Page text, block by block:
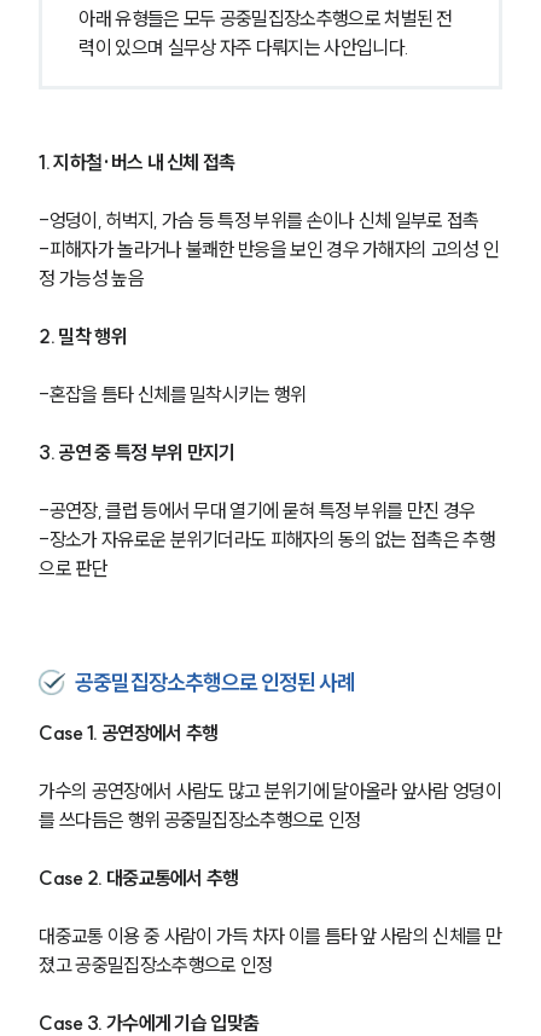
아래 유형들은 모두 공중밀집장소추행으로 처벌된 전
력이 있으며 실무상 자주 다뤄지는 사안입니다.
1. 지하철·버스 내 신체 접촉
-엉덩이, 허벅지, 가슴 등 특정 부위를 손이나 신체 일부로 접촉
-피해자가 놀라거나 불쾌한 반응을 보인 경우 가해자의 고의성 인
정 가능성 높음
2. 밀착 행위
-혼잡을 틈타 신체를 밀착시키는 행위
3. 공연 중 특정 부위 만지기
-공연장, 클럽 등에서 무대 열기에 묻혀 특정 부위를 만진 경우
-장소가 자유로운 분위기더라도 피해자의 동의 없는 접촉은 추행
으로 판단
공중밀집장소추행으로 인정된 사례
Case 1. 공연장에서 추행
가수의 공연장에서 사람도 많고 분위기에 달아올라 앞사람 엉덩이
를 쓰다듬은 행위 공중밀집장소추행으로 인정
Case 2. 대중교통에서 추행
대중교통 이용 중 사람이 가득 차자 이를 틈타 앞 사람의 신체를 만
졌고 공중밀집장소추행으로 인정
Case 3. 가수에게 기습 입맞춤